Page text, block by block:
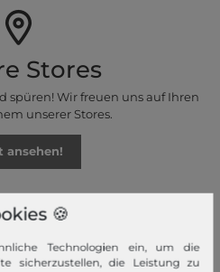
Stores
spüren! Wir freuen uns auf Ihren
unserer Stores.
ansehen!
Versand!
🍪
Technologien ein, um die
sicherzustellen, die Leistung zu